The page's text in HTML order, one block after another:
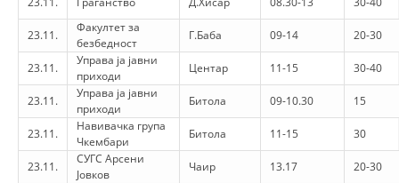
23.11.
Факултет за
безбедност
Г.Баба 09-14 20-30
23.11.
Управа ја јавни
приходи
Центар 11-15 30-40
23.11.
Управа ја јавни
приходи
Битола 09-10.30 15
23.11.
Навивачка група
Чкембари
Битола 11-15 30
23.11.
СУГС Арсени
Јовков
Чаир 13.17 20-30